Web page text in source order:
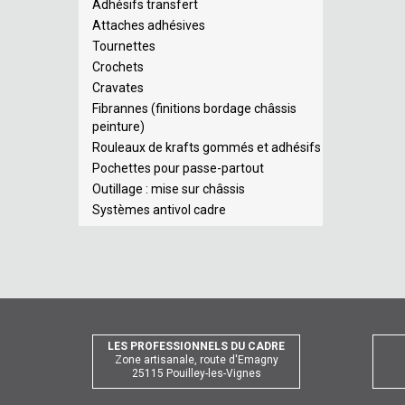
Adhésifs transfert
Attaches adhésives
Tournettes
Crochets
Cravates
Fibrannes (finitions bordage châssis
peinture)
Rouleaux de krafts gommés et adhésifs
Pochettes pour passe-partout
Outillage : mise sur châssis
Systèmes antivol cadre
LES PROFESSIONNELS DU CADRE
Zone artisanale, route d'Emagny
25115 Pouilley-les-Vignes